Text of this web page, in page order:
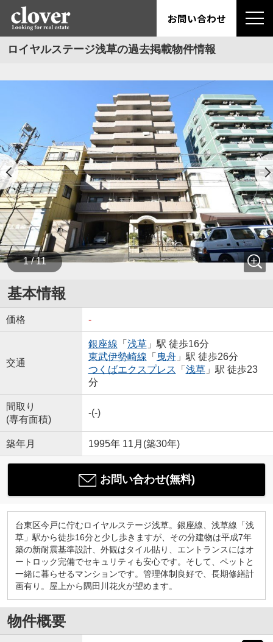
お問い合わせ
ロイヤルステージ浅草の過去掲載物件情報
1 / 11
基本情報
価格 -
交通
銀座線 「 浅草」駅 徒歩16分
東武伊勢崎線 「 曳舟」駅 徒歩26分
つくばエクスプレス 「 浅草」駅 徒歩23
分
間取り
(専有面積)
-(-)
築年月 1995年 11月(築30年)
お問い合わせ(無料)
台東区今戸に佇むロイヤルステージ浅草。銀座線、浅草線「浅
草」駅から徒歩16分と少し歩きますが、その分建物は平成7年
築の新耐震基準設計、外観はタイル貼り、エントランスにはオ
ートロック完備でセキュリティも安心です。そして、ペットと
一緒に暮らせるマンションです。管理体制良好で、長期修繕計
画有り。屋上から隅田川花火が望めます。
物件概要